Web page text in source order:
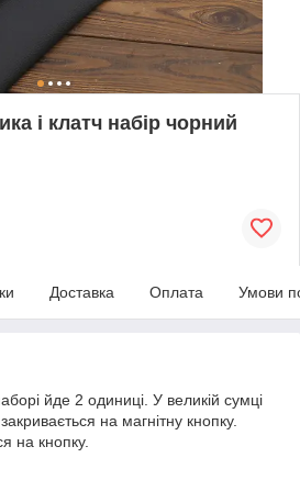
і клатч набір чорний
Доставка Оплата Умови
йде 2 одиниці. У великій сумці
на магнітну кнопку.
на кнопку.